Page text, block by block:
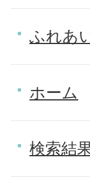
ふれあ
ホーム
検索結